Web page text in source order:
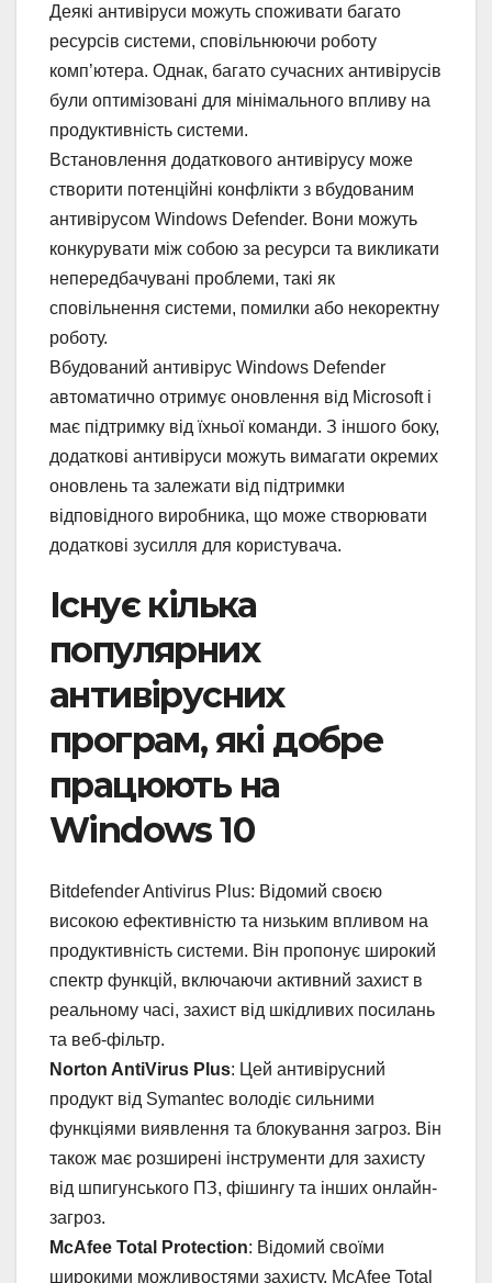
Деякі антивіруси можуть споживати багато
ресурсів системи, сповільнюючи роботу
комп’ютера. Однак, багато сучасних антивірусів
були оптимізовані для мінімального впливу на
продуктивність системи.
Встановлення додаткового антивірусу може
створити потенційні конфлікти з вбудованим
антивірусом Windows Defender. Вони можуть
конкурувати між собою за ресурси та викликати
непередбачувані проблеми, такі як
сповільнення системи, помилки або некоректну
роботу.
Вбудований антивірус Windows Defender
автоматично отримує оновлення від Microsoft і
має підтримку від їхньої команди. З іншого боку,
додаткові антивіруси можуть вимагати окремих
оновлень та залежати від підтримки
відповідного виробника, що може створювати
додаткові зусилля для користувача.
Існує кілька
популярних
антивірусних
програм, які добре
працюють на
Windows 10
Bitdefender Antivirus Plus: Відомий своєю
високою ефективністю та низьким впливом на
продуктивність системи. Він пропонує широкий
спектр функцій, включаючи активний захист в
реальному часі, захист від шкідливих посилань
та веб-фільтр.
Norton AntiVirus Plus: Цей антивірусний
продукт від Symantec володіє сильними
функціями виявлення та блокування загроз. Він
також має розширені інструменти для захисту
від шпигунського ПЗ, фішингу та інших онлайн-
загроз.
McAfee Total Protection: Відомий своїми
широкими можливостями захисту, McAfee Total